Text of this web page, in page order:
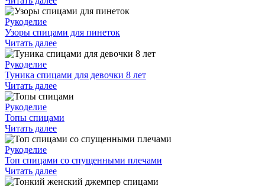
Рукоделие
Узоры спицами для пинеток
Читать далее
Рукоделие
Туника спицами для девочки 8 лет
Читать далее
Рукоделие
Топы спицами
Читать далее
Рукоделие
Топ спицами со спущенными плечами
Читать далее